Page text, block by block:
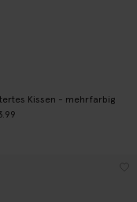
Kissen - mehrfarbig